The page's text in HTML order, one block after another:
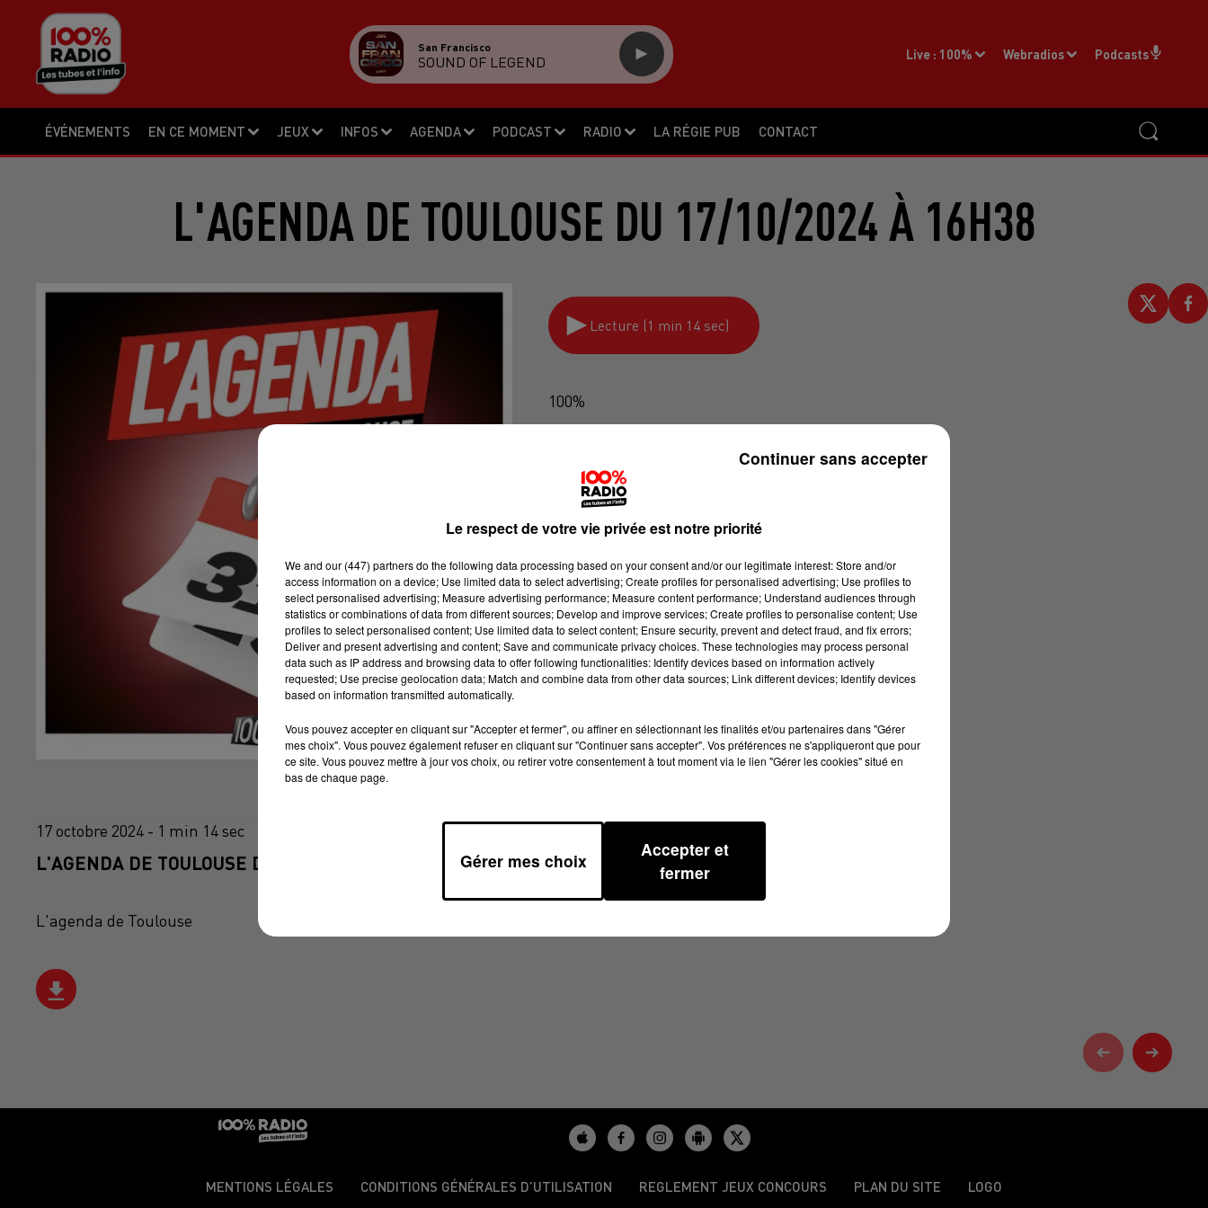
ÉVÉNEMENTS EN CE MOMENT JEUX INFOS AGENDA PODCAST RADIO LA RÉGIE PUB CONTACT
Live : 100% Webradios Podcasts
San Francisco
SOUND OF LEGEND
L'AGENDA DE TOULOUSE DU 17/10/2024 À 16H38
Lecture (1 min 14 sec)
100%
17 octobre 2024 - 1 min 14 sec
L'AGENDA DE TOULOUSE DU 17/10/2024 À 16H38
L'agenda de Toulouse
MENTIONS LÉGALES CONDITIONS GÉNÉRALES D’UTILISATION REGLEMENT JEUX CONCOURS PLAN DU SITE LOGO
Le respect de votre vie privée est notre priorité
We and our (447) partnersdo the following data processing based on your consent and/or our legitimate interest: Store and/or
access information on a device; Use limited data to select advertising; Create profiles for personalised advertising; Use profiles to
select personalised advertising; Measure advertising performance; Measure content performance; Understand audiences through
statistics or combinations of data from different sources; Develop and improve services; Create profiles to personalise content; Use
profiles to select personalised content; Use limited data to select content; Ensure security, prevent and detect fraud, and fix errors;
Deliver and present advertising and content; Save and communicate privacy choices. These technologies may process personal
data such as IP address and browsing data to offer following functionalities: Identify devices based on information actively
requested; Use precise geolocation data; Match and combine data from other data sources; Link different devices; Identify devices
based on information transmitted automatically.
Vous pouvez accepter en cliquant sur "Accepter et fermer", ou affiner en sélectionnant les finalités et/ou partenaires dans "Gérer
mes choix". Vous pouvez également refuser en cliquant sur "Continuer sans accepter". Vos préférences ne s'appliqueront que pour
ce site. Vous pouvez mettre à jour vos choix, ou retirer votre consentement à tout moment via le lien "Gérer les cookies" situé en
bas de chaque page.
Gérer mes choix
Accepter et
fermer
Continuer sans accepter